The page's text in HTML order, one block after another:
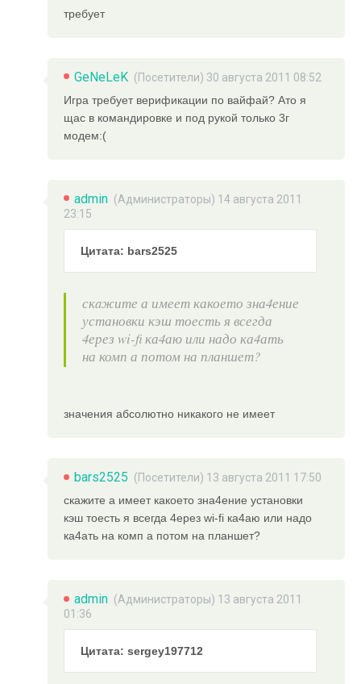
требует
GeNeLeK (Посетители) 30 августа 2011 08:52
Игра требует верификации по вайфай? Ато я
щас в командировке и под рукой только 3г
модем:(
admin (Администраторы) 14 августа 2011
23:15
Цитата: bars2525
скaжите а имеет какоето зна4ение
установки кэш тоесть я всегда
4ерез wi-fi ка4аю или надо ка4ать
на комп а потом на планшет?
значения абсолютно никакого не имеет
bars2525 (Посетители) 13 августа 2011 17:50
скaжите а имеет какоето зна4ение установки
кэш тоесть я всегда 4ерез wi-fi ка4аю или надо
ка4ать на комп а потом на планшет?
admin (Администраторы) 13 августа 2011
01:36
Цитата: sergey197712